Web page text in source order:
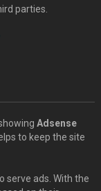
parties.
Adsense
to keep the site
serve ads. With the